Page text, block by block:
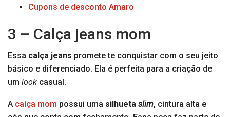
Cupons de desconto Amaro
3 – Calça jeans mom
Essa calça jeans promete te conquistar com o seu jeito
básico e diferenciado. Ela é perfeita para a criação de
um look casual.
A calça mom possui uma silhueta slim, cintura alta e